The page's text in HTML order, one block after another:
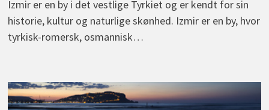
Izmir er en by i det vestlige Tyrkiet og er kendt for sin
historie, kultur og naturlige skønhed. Izmir er en by, hvor
tyrkisk-romersk, osmannisk…